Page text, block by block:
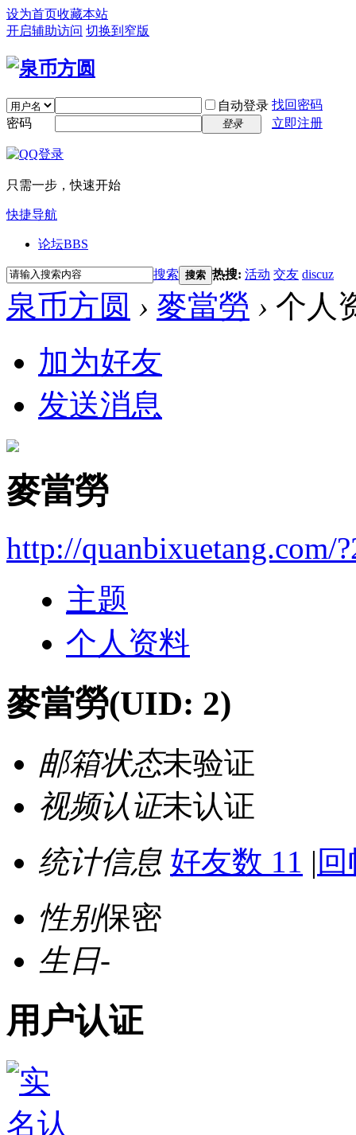
设为首页收藏本站
开启辅助访问 切换到窄版
自动登录 找回密码
密码
登录 立即注册
只需一步，快速开始
快捷导航
论坛BBS
搜索 搜索 热搜: 活动 交友 discuz
泉币方圆 › 麥當勞 › 个人
加为好友
发送消息
麥當勞
http://quanbixuetang.com/
主题
个人资料
麥當勞(UID: 2)
邮箱状态未验证
视频认证未认证
统计信息 好友数 11 |
性别保密
生日-
用户认证